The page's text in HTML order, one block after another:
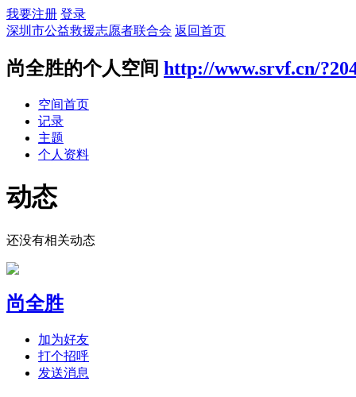
我要注册 登录
深圳市公益救援志愿者联合会 返回首页
尚全胜的个人空间 http://www.srvf.cn/
空间首页
记录
主题
个人资料
动态
还没有相关动态
尚全胜
加为好友
打个招呼
发送消息